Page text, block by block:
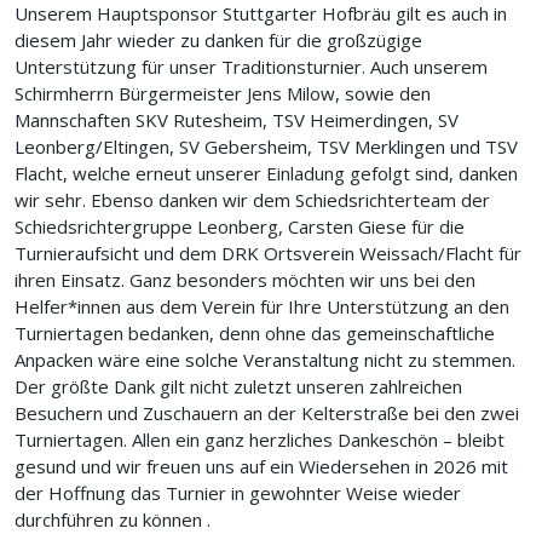
Unserem Hauptsponsor Stuttgarter Hofbräu gilt es auch in
diesem Jahr wieder zu danken für die großzügige
Unterstützung für unser Traditionsturnier. Auch unserem
Schirmherrn Bürgermeister Jens Milow, sowie den
Mannschaften SKV Rutesheim, TSV Heimerdingen, SV
Leonberg/Eltingen, SV Gebersheim, TSV Merklingen und TSV
Flacht, welche erneut unserer Einladung gefolgt sind, danken
wir sehr. Ebenso danken wir dem Schiedsrichterteam der
Schiedsrichtergruppe Leonberg, Carsten Giese für die
Turnieraufsicht und dem DRK Ortsverein Weissach/Flacht für
ihren Einsatz. Ganz besonders möchten wir uns bei den
Helfer*innen aus dem Verein für Ihre Unterstützung an den
Turniertagen bedanken, denn ohne das gemeinschaftliche
Anpacken wäre eine solche Veranstaltung nicht zu stemmen.
Der größte Dank gilt nicht zuletzt unseren zahlreichen
Besuchern und Zuschauern an der Kelterstraße bei den zwei
Turniertagen. Allen ein ganz herzliches Dankeschön – bleibt
gesund und wir freuen uns auf ein Wiedersehen in 2026 mit
der Hoffnung das Turnier in gewohnter Weise wieder
durchführen zu können .